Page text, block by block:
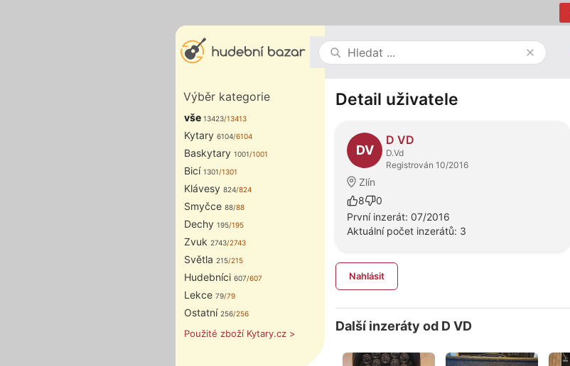
Výběr kategorie
vše 13423/13413
Kytary 6104/6104
Baskytary 1001/1001
Bicí 1301/1301
Klávesy 824/824
Smyčce 88/88
Dechy 195/195
Zvuk 2743/2743
Světla 215/215
Hudebníci 607/607
Lekce 79/79
Ostatní 256/256
Použité zboží Kytary.cz >
Detail uživatele
DV
D VD
D.Vd
Registrován 10/2016
Zlín
8
0
První inzerát: 07/2016
Aktuální počet inzerátů: 3
Nahlásit
Další inzeráty od D VD